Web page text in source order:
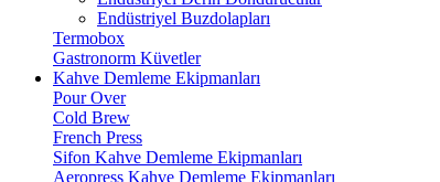
Endüstriyel Buzdolapları
Termobox
Gastronorm Küvetler
Kahve Demleme Ekipmanları
Pour Over
Cold Brew
French Press
Sifon Kahve Demleme Ekipmanları
Aeropress Kahve Demleme Ekipmanları